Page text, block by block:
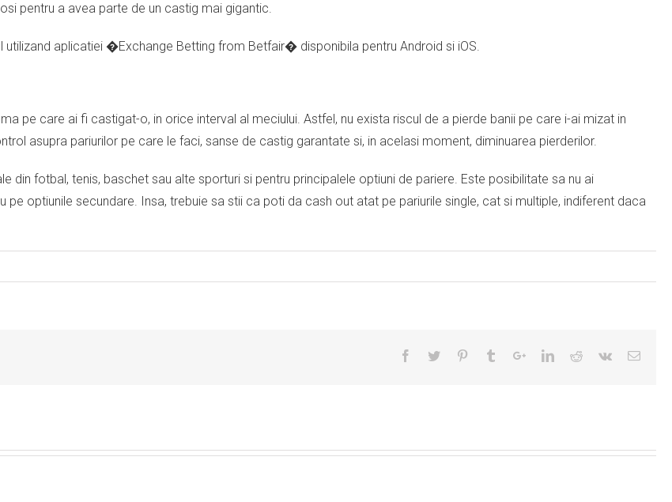
pentru a avea parte de un castig mai gigantic.
aplicatiei �Exchange Betting from Betfair� disponibila pentru Android si iOS.
pe care ai fi castigat-o, in orice interval al meciului. Astfel, nu exista riscul de a pierde banii pe care i-ai mizat in
asupra pariurilor pe care le faci, sanse de castig garantate si, in acelasi moment, diminuarea pierderilor.
din fotbal, tenis, baschet sau alte sporturi si pentru principalele optiuni de pariere. Este posibilitate sa nu ai
optiunile secundare. Insa, trebuie sa stii ca poti da cash out atat pe pariurile single, cat si multiple, indiferent daca